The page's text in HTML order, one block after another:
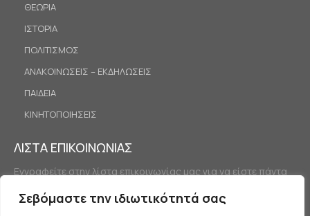
Σεβόμαστε την ιδιωτικότητά σας
ΘΕΩΡΙΑ
ΙΣΤΟΡΙΑ
ΠΟΛΙΤΙΣΜΟΣ
ΑΝΑΚΟΙΝΩΣΕΙΣ – ΕΚΔΗΛΩΣΕΙΣ
ΠΑΙΔΕΙΑ
ΚΙΝΗΤΟΠΟΙΗΣΕΙΣ
ΛΙΣΤΑ ΕΠΙΚΟΙΝΩΝΙΑΣ
Εγγραφείτε στην λίστα επικοινωνίας μας για να είστε πάντα